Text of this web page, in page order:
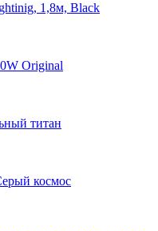
1,8м, Black
Original
титан
космос